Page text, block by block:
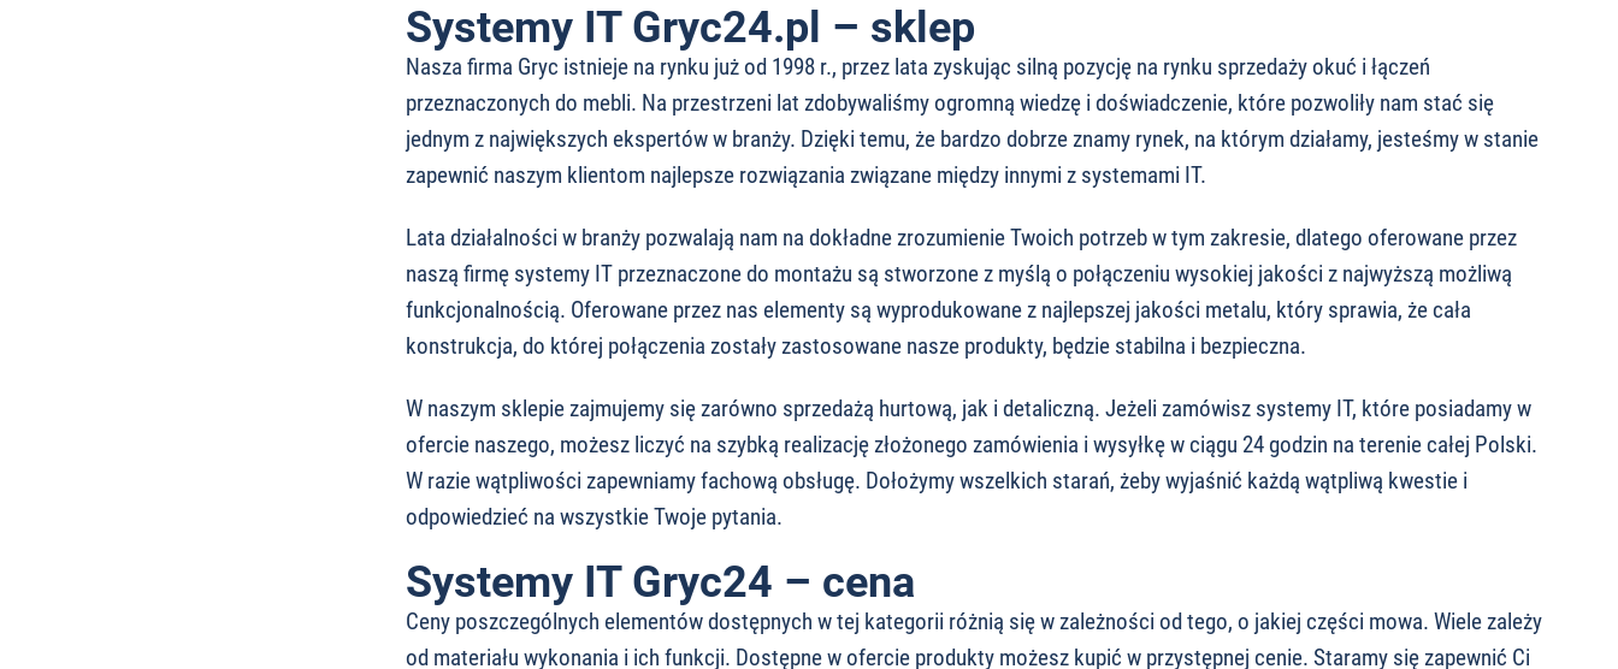
Systemy IT Gryc24.pl – sklep
Nasza firma Gryc istnieje na rynku już od 1998 r., przez lata zyskując silną pozycję na rynku sprzedaży okuć i łączeń
przeznaczonych do mebli. Na przestrzeni lat zdobywaliśmy ogromną wiedzę i doświadczenie, które pozwoliły nam stać się
jednym z największych ekspertów w branży. Dzięki temu, że bardzo dobrze znamy rynek, na którym działamy, jesteśmy w stanie
zapewnić naszym klientom najlepsze rozwiązania związane między innymi z systemami IT.
Lata działalności w branży pozwalają nam na dokładne zrozumienie Twoich potrzeb w tym zakresie, dlatego oferowane przez
naszą firmę systemy IT przeznaczone do montażu są stworzone z myślą o połączeniu wysokiej jakości z najwyższą możliwą
funkcjonalnością. Oferowane przez nas elementy są wyprodukowane z najlepszej jakości metalu, który sprawia, że cała
konstrukcja, do której połączenia zostały zastosowane nasze produkty, będzie stabilna i bezpieczna.
W naszym sklepie zajmujemy się zarówno sprzedażą hurtową, jak i detaliczną. Jeżeli zamówisz systemy IT, które posiadamy w
ofercie naszego, możesz liczyć na szybką realizację złożonego zamówienia i wysyłkę w ciągu 24 godzin na terenie całej Polski.
W razie wątpliwości zapewniamy fachową obsługę. Dołożymy wszelkich starań, żeby wyjaśnić każdą wątpliwą kwestie i
odpowiedzieć na wszystkie Twoje pytania.
Systemy IT Gryc24 – cena
Ceny poszczególnych elementów dostępnych w tej kategorii różnią się w zależności od tego, o jakiej części mowa. Wiele zależy
od materiału wykonania i ich funkcji. Dostępne w ofercie produkty możesz kupić w przystępnej cenie. Staramy się zapewnić Ci